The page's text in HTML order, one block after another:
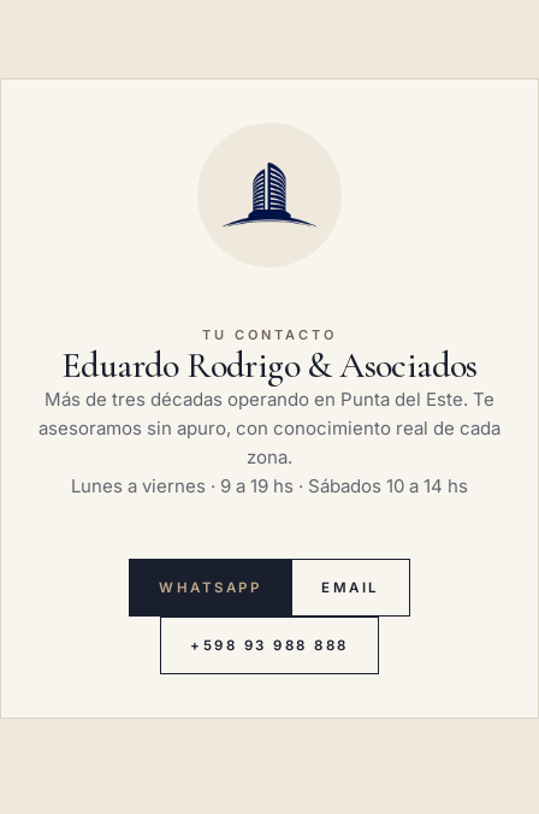
TU CONTACTO
Eduardo Rodrigo & Asociados
Más de tres décadas operando en Punta del Este. Te
asesoramos sin apuro, con conocimiento real de cada
zona.
Lunes a viernes · 9 a 19 hs · Sábados 10 a 14 hs
WHATSAPP EMAIL
+598 93 988 888